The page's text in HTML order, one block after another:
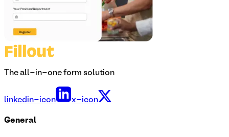
The all-in-one form solution
linkedin-icon x-icon
General